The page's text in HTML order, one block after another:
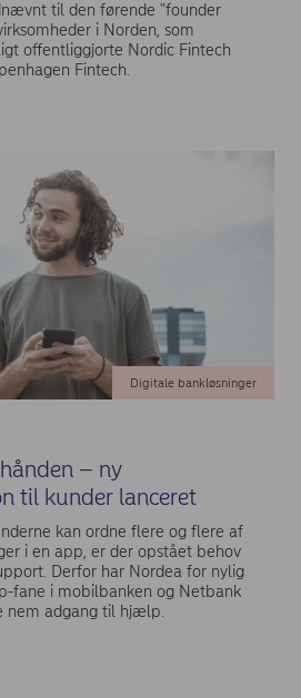
til den førende "founder
i Norden, som
offentliggjorte Nordic Fintech
Fintech.
Digitale bankløsninger
– ny
til kunder lanceret
kan ordne flere og flere af
i en app, er der opstået behov
Derfor har Nordea for nylig
fane i mobilbanken og Netbank
nem adgang til hjælp.